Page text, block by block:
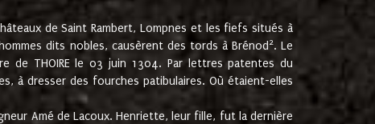
de Saint Rambert, Lompnes et les fiefs situés à
dits nobles, causèrent des tords à Brénod 2. Le
de THOIRE le 03 juin 1304. Par lettres patentes du
à dresser des fourches patibulaires. Où étaient-elles
Amé de Lacoux. Henriette, leur fille, fut la dernière